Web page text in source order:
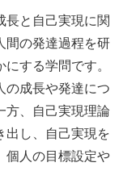
長と自己実現に関
間の発達過程を研
する学問です。
の成長や発達につ
方、自己実現理論
出し、自己実現を
個人の目標設定や